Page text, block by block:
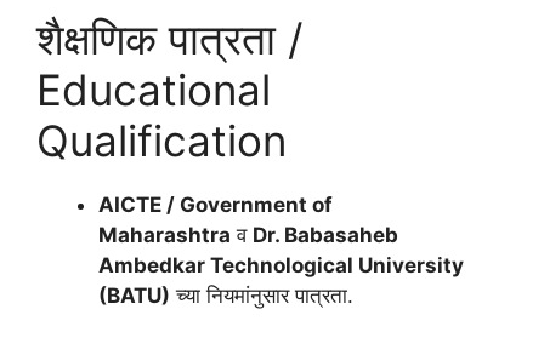
शैक्षणिक पात्रता /
Educational
Qualification
AICTE / Government of
Maharashtra व Dr. Babasaheb
Ambedkar Technological University
(BATU) च्या नियमांनुसार पात्रता.